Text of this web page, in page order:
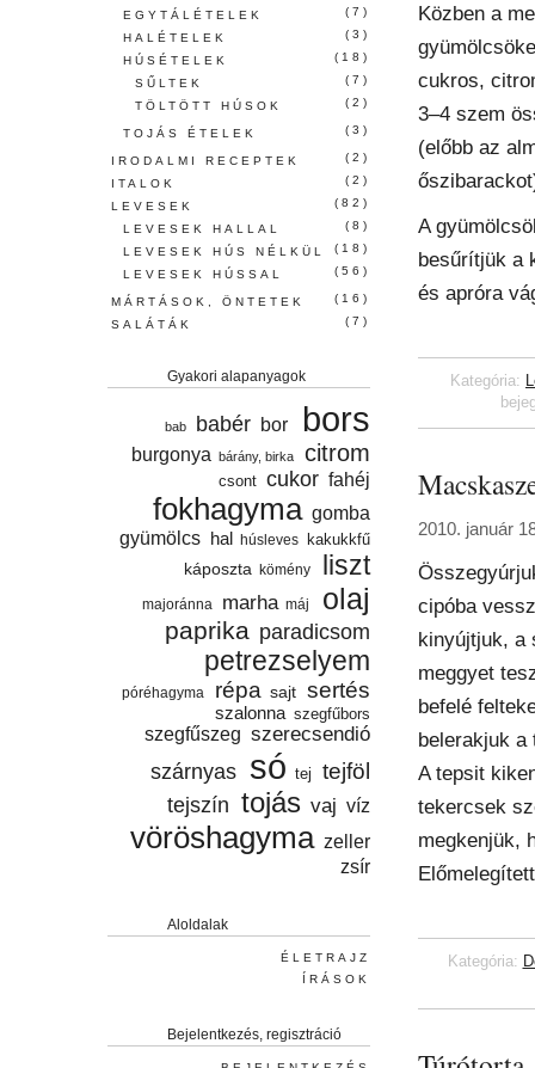
Közben a
cukros,
3–4 szem
(előbb az
A
besűrítjük a
és apróra
Kategória:
2010. január
cipóba
kinyújtjuk, a
meggyet
befelé
belerakjuk a
A tepsit
tekercsek
megkenjük,
Kategória:
EGYTÁLÉTELEK
(7)
HALÉTELEK
(3)
HÚSÉTELEK
(18)
SŰLTEK
(7)
TÖLTÖTT HÚSOK
(2)
TOJÁS ÉTELEK (3)
IRODALMI RECEPTEK
(2)
ITALOK
(2)
LEVESEK
(82)
LEVESEK HALLAL
(8)
LEVESEK HÚS NÉLKÜL
(18)
LEVESEK HÚSSAL
(56)
MÁRTÁSOK, ÖNTETEK
(16)
SALÁTÁK
(7)
Gyakori alapanyagok
bab babér bor bors
burgonya bárány, birka citrom
csont cukor fahéj
fokhagyma gomba
gyümölcs
hal húsleves kakukkfű
káposzta kömény liszt
majoránna marha máj olaj
paprika paradicsom
petrezselyem
póréhagyma répa sajt sertés
szalonna szegfűbors
szegfűszeg szerecsendió
szárnyas só tej tejföl
tejszín tojás vaj víz
vöröshagyma zeller
zsír
Aloldalak
ÉLETRAJZ
ÍRÁSOK
Bejelentkezés, regisztráció